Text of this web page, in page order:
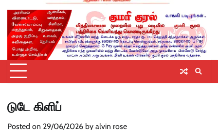
டுடே கிளிப்
Posted on 29/06/2026 by alvin rose